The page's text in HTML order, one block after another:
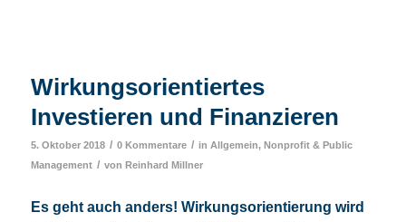
Wirkungsorientiertes
Investieren und Finanzieren
5. Oktober 2018 / 0 Kommentare / in Allgemein, Nonprofit & Public
Management / von Reinhard Millner
Es geht auch anders! Wirkungsorientierung wird